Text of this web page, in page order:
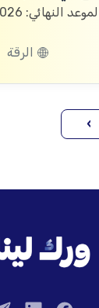
الموعد النهائي: 10/08/2026
الرقة
›